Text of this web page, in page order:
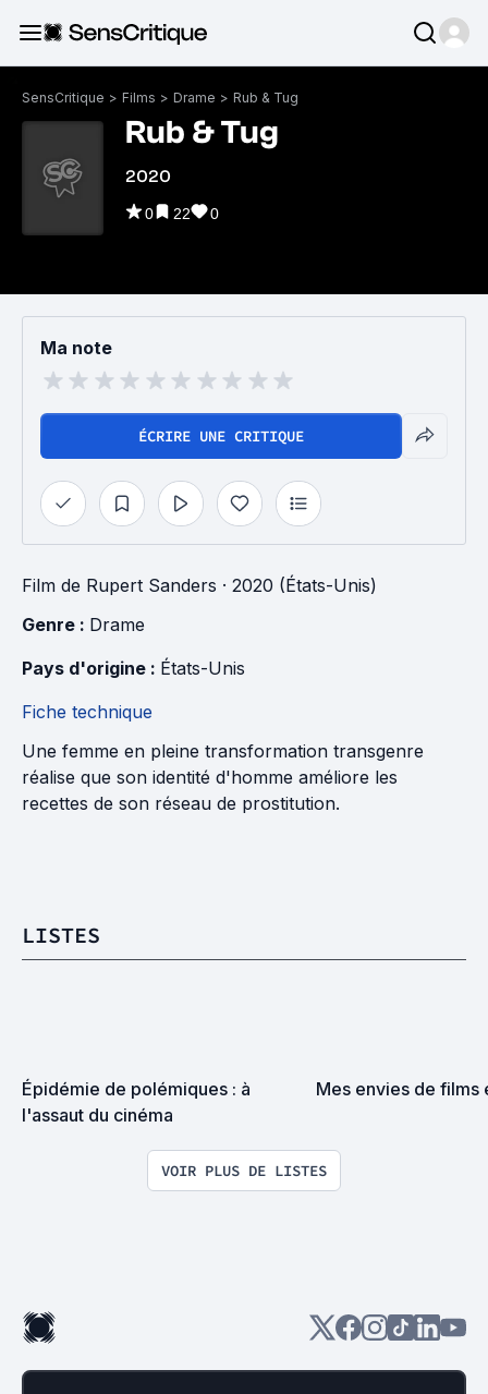
SensCritique > Films > Drame > Rub & Tug
Rub & Tug
2020
0 22 0
Ma note
ÉCRIRE UNE CRITIQUE
Film de Rupert Sanders · 2020 (États-Unis)
Genre : Drame
Pays d'origine : États-Unis
Fiche technique
Une femme en pleine transformation transgenre
réalise que son identité d'homme améliore les
recettes de son réseau de prostitution.
LISTES
Épidémie de polémiques : à
l'assaut du cinéma
Mes envies de films
VOIR PLUS DE LISTES